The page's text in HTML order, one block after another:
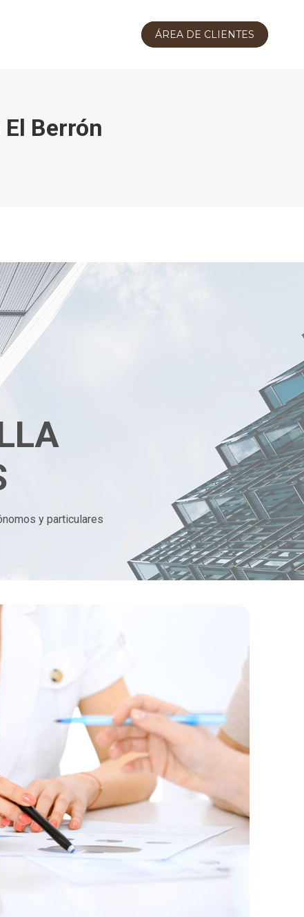
ÁREA DE CLIENTES
Berrón
y particulares